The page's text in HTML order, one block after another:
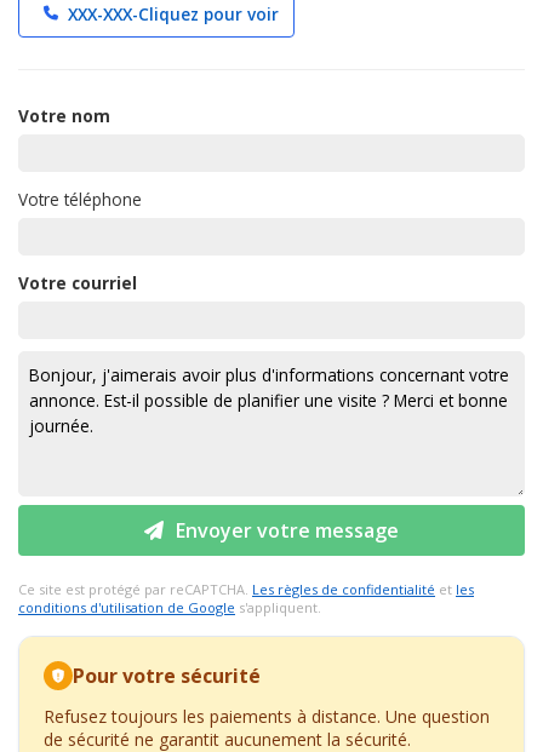
XXX-XXX-Cliquez pour voir
Votre nom
Votre téléphone
Votre courriel
Envoyer votre message
Ce site est protégé par reCAPTCHA. Les règles de confidentialité et les
conditions d'utilisation de Google s'appliquent.
Pour votre sécurité
Refusez toujours les paiements à distance. Une question
de sécurité ne garantit aucunement la sécurité.